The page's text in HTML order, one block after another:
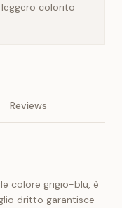
colorito
Reviews
colore grigio-blu, è
dritto garantisce